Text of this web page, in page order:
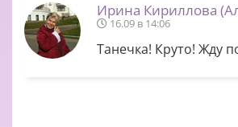
Ирина Кириллова
16.09 в 14:06
Танечка! Круто! Жду